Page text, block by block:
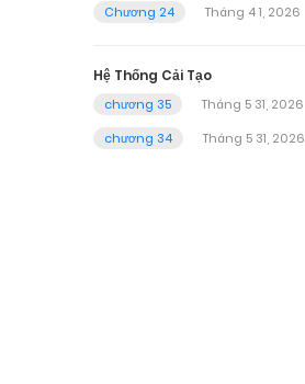
Chương 24
Tháng 4 1, 2026
Hệ Thống Cải Tạo
chương 35
Tháng 5 31, 2026
chương 34
Tháng 5 31, 2026